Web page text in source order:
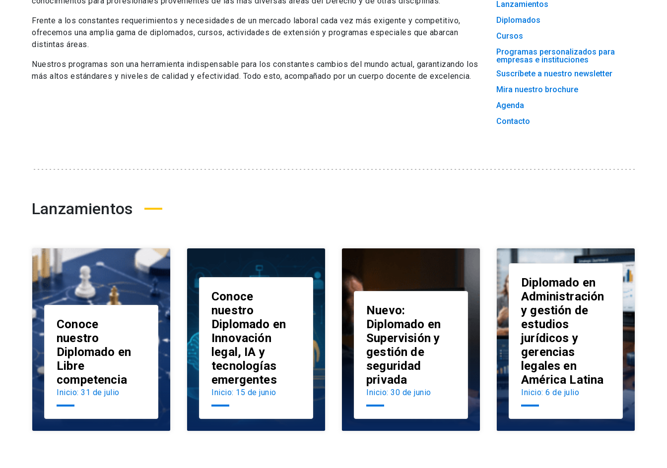
Frente a los constantes requerimientos y necesidades de un mercado laboral cada vez más exigente y competitivo,
ofrecemos una amplia gama de diplomados, cursos, actividades de extensión y programas especiales que abarcan
distintas áreas.
Nuestros programas son una herramienta indispensable para los constantes cambios del mundo actual, garantizando los
más altos estándares y niveles de calidad y efectividad. Todo esto, acompañado por un cuerpo docente de excelencia.
Lanzamientos
Diplomados
Cursos
Programas personalizados para
empresas e instituciones
Suscríbete a nuestro newsletter
Mira nuestro brochure
Agenda
Contacto
Lanzamientos
Conoce
nuestro
Diplomado en
Libre
competencia
Inicio: 31 de julio
Conoce
nuestro
Diplomado en
Innovación
legal, IA y
tecnologías
emergentes
Inicio: 15 de junio
Nuevo:
Diplomado en
Supervisión y
gestión de
seguridad
privada
Inicio: 30 de junio
Diplomado en
Administración
y gestión de
estudios
jurídicos y
gerencias
legales en
América Latina
Inicio: 6 de julio